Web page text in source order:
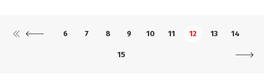
6 7 8 9 10 11 12 13 14
15